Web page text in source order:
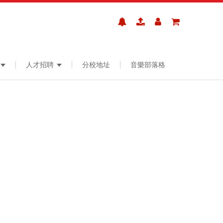
人才招聘 分校地址 音樂部落格